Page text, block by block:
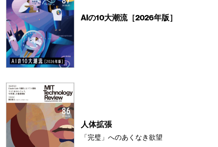
AIの10大潮流［2026年版］
人体拡張
「完璧」へのあくなき欲望